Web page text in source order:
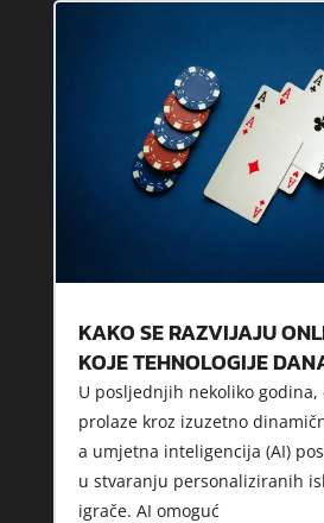
KAKO SE RAZVIJAJU
KOJE TEHNOLOGIJE
U posljednjih nekoliko godina,
prolaze kroz izuzetno
a umjetna inteligencija (AI)
u stvaranju personaliziranih
igrače. AI omoguć